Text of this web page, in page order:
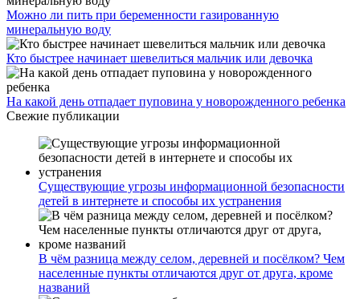
Можно ли пить при беременности газированную
минеральную воду
Кто быстрее начинает шевелиться мальчик или девочка
На какой день отпадает пуповина у новорожденного ребенка
Свежие публикации
Существующие угрозы информационной безопасности
детей в интернете и способы их устранения
В чём разница между селом, деревней и посёлком? Чем
населенные пункты отличаются друг от друга, кроме
названий